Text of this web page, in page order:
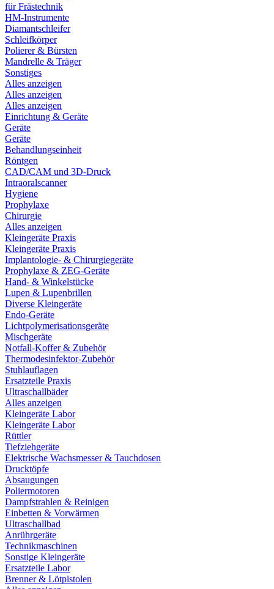
für Frästechnik
HM-Instrumente
Diamantschleifer
Schleifkörper
Polierer & Bürsten
Mandrelle & Träger
Sonstiges
Alles anzeigen
Alles anzeigen
Alles anzeigen
Einrichtung & Geräte
Geräte
Geräte
Behandlungseinheit
Röntgen
CAD/CAM und 3D-Druck
Intraoralscanner
Hygiene
Prophylaxe
Chirurgie
Alles anzeigen
Kleingeräte Praxis
Kleingeräte Praxis
Implantologie- & Chirurgiegeräte
Prophylaxe & ZEG-Geräte
Hand- & Winkelstücke
Lupen & Lupenbrillen
Diverse Kleingeräte
Endo-Geräte
Lichtpolymerisationsgeräte
Mischgeräte
Notfall-Koffer & Zubehör
Thermodesinfektor-Zubehör
Stuhlauflagen
Ersatzteile Praxis
Ultraschallbäder
Alles anzeigen
Kleingeräte Labor
Kleingeräte Labor
Rüttler
Tiefziehgeräte
Elektrische Wachsmesser & Tauchdosen
Drucktöpfe
Absaugungen
Poliermotoren
Dampfstrahlen & Reinigen
Einbetten & Vorwärmen
Ultraschallbad
Anrührgeräte
Technikmaschinen
Sonstige Kleingeräte
Ersatzteile Labor
Brenner & Lötpistolen